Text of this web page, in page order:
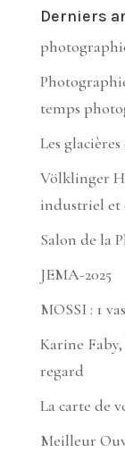
Derniers
temps
Les
Völklinger
industriel et
Salon de la
JEMA-2025
MOSSI : 1
Karine
regard
La carte de
Meilleur